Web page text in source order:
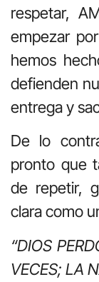
respetar,
empezar
hemos
defienden
entrega y
De lo
pronto que
de repetir,
clara como
“DIOS
VECES; LA